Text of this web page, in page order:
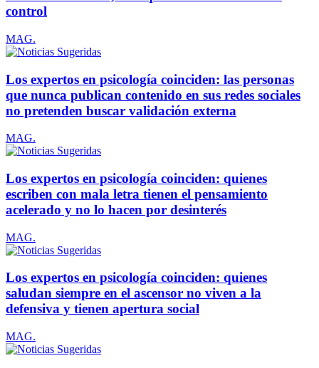
control
MAG.
Los expertos en psicología coinciden: las personas
que nunca publican contenido en sus redes sociales
no pretenden buscar validación externa
MAG.
Los expertos en psicología coinciden: quienes
escriben con mala letra tienen el pensamiento
acelerado y no lo hacen por desinterés
MAG.
Los expertos en psicología coinciden: quienes
saludan siempre en el ascensor no viven a la
defensiva y tienen apertura social
MAG.